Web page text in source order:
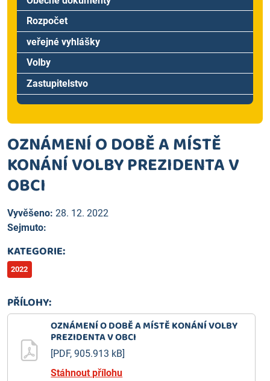
Rozpočet
veřejné vyhlášky
Volby
Zastupitelstvo
OZNÁMENÍ O DOBĚ A MÍSTĚ
KONÁNÍ VOLBY PREZIDENTA V
OBCI
Vyvěšeno: 28. 12. 2022
Sejmuto:
KATEGORIE:
2022
PŘÍLOHY:
OZNÁMENÍ O DOBĚ A MÍSTĚ KONÁNÍ VOLBY
PREZIDENTA V OBCI
[PDF, 905.913 kB]
Stáhnout přílohu